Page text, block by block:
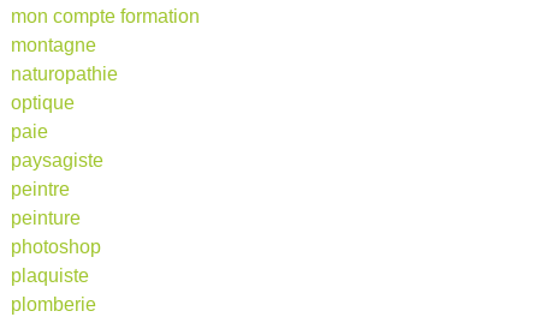
mon compte formation
montagne
naturopathie
optique
paie
paysagiste
peintre
peinture
photoshop
plaquiste
plomberie